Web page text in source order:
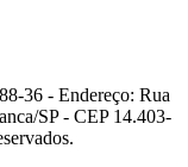
36 - Endereço: Rua
SP - CEP 14.403-